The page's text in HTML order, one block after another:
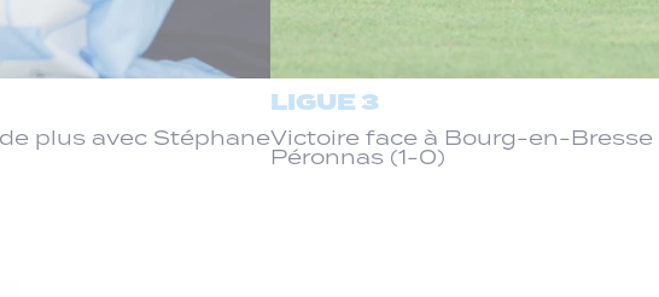
plus avec Stéphane
LIGUE 3
Victoire face à Bourg-en-Bresse
Péronnas (1-0)